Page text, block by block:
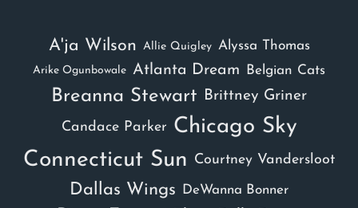
A'ja Wilson Allie Quigley Alyssa Thomas
Arike Ogunbowale Atlanta Dream Belgian Cats
Breanna Stewart Brittney Griner
Candace Parker Chicago Sky
Connecticut Sun
Courtney Vandersloot
Dallas Wings DeWanna Bonner